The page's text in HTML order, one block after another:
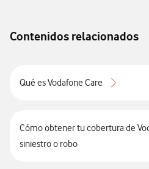
Contenidos relacionados
Qué es Vodafone Care
Cómo obtener tu cobertura de
siniestro o robo